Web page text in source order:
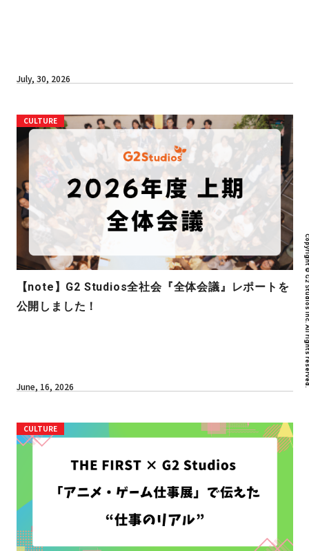
Copyright © G2
July, 30, 2026
CULTURE
【note】G2 Studios全社会『全体会議』レポートを
公開しました！
June, 16, 2026
CULTURE